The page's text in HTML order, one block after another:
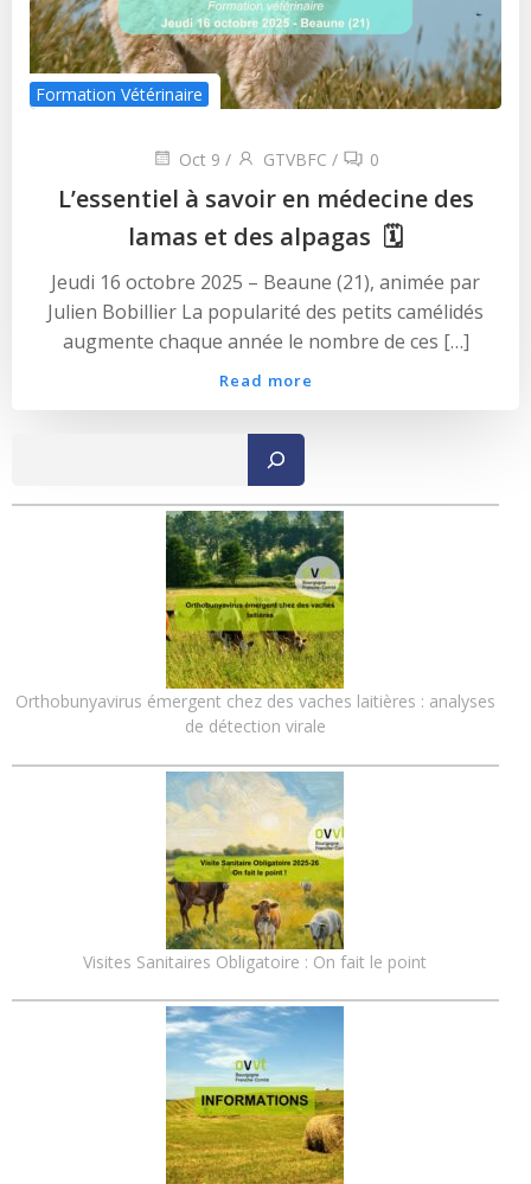
Formation Vétérinaire
Oct 9 / GTVBFC / 0
L’essentiel à savoir en médecine des
lamas et des alpagas 🗓
Jeudi 16 octobre 2025 – Beaune (21), animée par
Julien Bobillier La popularité des petits camélidés
augmente chaque année le nombre de ces […]
Read more
Orthobunyavirus émergent chez des vaches laitières : analyses
de détection virale
Visites Sanitaires Obligatoire : On fait le point